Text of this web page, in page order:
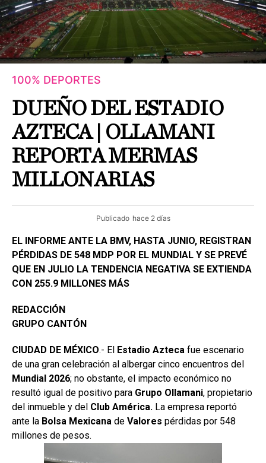
100% DEPORTES
DUEÑO DEL ESTADIO
AZTECA | OLLAMANI
REPORTA MERMAS
MILLONARIAS
Publicado hace 2 días
EL INFORME ANTE LA BMV, HASTA JUNIO, REGISTRAN
PÉRDIDAS DE 548 MDP POR EL MUNDIAL Y SE PREVÉ
QUE EN JULIO LA TENDENCIA NEGATIVA SE EXTIENDA
CON 255.9 MILLONES MÁS
REDACCIÓN
GRUPO CANTÓN
CIUDAD DE MÉXICO.- El Estadio Azteca fue escenario
de una gran celebración al albergar cinco encuentros del
Mundial 2026; no obstante, el impacto económico no
resultó igual de positivo para Grupo Ollamani, propietario
del inmueble y del Club América. La empresa reportó
ante la Bolsa Mexicana de Valores pérdidas por 548
millones de pesos.